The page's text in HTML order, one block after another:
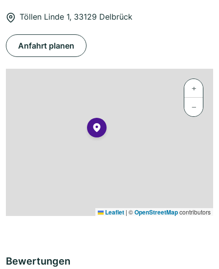
Töllen Linde 1, 33129 Delbrück
Anfahrt planen
+
−
Leaflet | ©OpenStreetMapcontributors
Bewertungen